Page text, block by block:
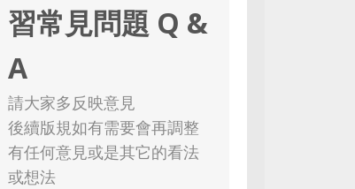
習常見問題 Q &
A
請大家多反映意見
後續版規如有需要會再調整
有任何意見或是其它的看法
或想法